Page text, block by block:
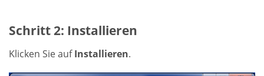
Schritt 2: Installieren
Klicken Sie aufInstallieren.